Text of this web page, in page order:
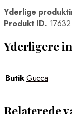
Yderlige
Produkt ID. 17632
Yderligere
ButikGucca
Relaterede